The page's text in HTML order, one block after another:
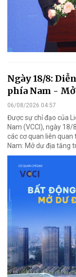
Ngày 18/8:
phía Nam -
06/08/2026 04:57
Được sự chỉ đạo của
Nam (VCCI), ngày 18/
các cơ quan liên quan
Nam: Mở dư địa tăng